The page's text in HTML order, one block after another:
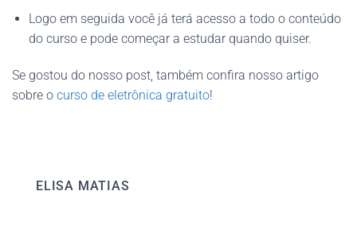
Logo em seguida você já terá acesso a todo o conteúdo
do curso e pode começar a estudar quando quiser.
Se gostou do nosso post, também confira nosso artigo
sobre o curso de eletrônica gratuito!
ELISA MATIAS